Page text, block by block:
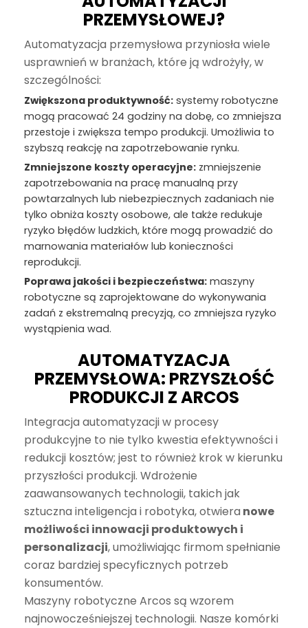
PRZEMYSŁOWEJ?
Automatyzacja przemysłowa przyniosła wiele
usprawnień w branżach, które ją wdrożyły, w
szczególności:
Zwiększona produktywność: systemy robotyczne
mogą pracować 24 godziny na dobę, co zmniejsza
przestoje i zwiększa tempo produkcji. Umożliwia to
szybszą reakcję na zapotrzebowanie rynku.
Zmniejszone koszty operacyjne: zmniejszenie
zapotrzebowania na pracę manualną przy
powtarzalnych lub niebezpiecznych zadaniach nie
tylko obniża koszty osobowe, ale także redukuje
ryzyko błędów ludzkich, które mogą prowadzić do
marnowania materiałów lub konieczności
reprodukcji.
Poprawa jakości i bezpieczeństwa: maszyny
robotyczne są zaprojektowane do wykonywania
zadań z ekstremalną precyzją, co zmniejsza ryzyko
wystąpienia wad.
AUTOMATYZACJA
PRZEMYSŁOWA: PRZYSZŁOŚĆ
PRODUKCJI Z ARCOS
Integracja automatyzacji w procesy
produkcyjne to nie tylko kwestia efektywności i
redukcji kosztów; jest to również krok w kierunku
przyszłości produkcji. Wdrożenie
zaawansowanych technologii, takich jak
sztuczna inteligencja i robotyka, otwiera nowe
możliwości innowacji produktowych i
personalizacji, umożliwiając firmom spełnianie
coraz bardziej specyficznych potrzeb
konsumentów.
Maszyny robotyczne Arcos są wzorem
najnowocześniejszej technologii. Nasze komórki